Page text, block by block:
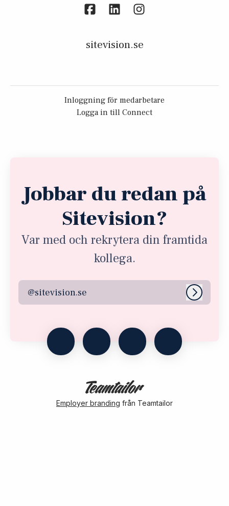
sitevision.se
Inloggning för medarbetare
Logga in till Connect
Jobbar du redan på
Sitevision?
Var med och rekrytera din framtida
kollega.
@sitevision.se Logga
Employer branding från Teamtailor